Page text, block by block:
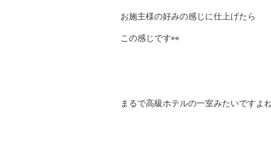
お施主様の好みの感じに仕上げたら
この感じです👀
まるで高級ホテルの一室みたいですよ